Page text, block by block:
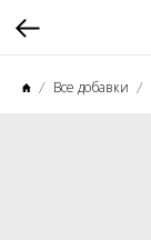
Все добавки